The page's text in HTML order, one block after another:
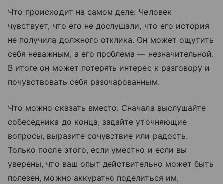
Что происходит на самом деле: Человек
чувствует, что его не дослушали, что его история
не получила должного отклика. Он может ощутить
себя неважным, а его проблема — незначительной.
В итоге он может потерять интерес к разговору и
почувствовать себя разочарованным.
Что можно сказать вместо: Сначала выслушайте
собеседника до конца, задайте уточняющие
вопросы, выразите сочувствие или радость.
Только после этого, если уместно и если вы
уверены, что ваш опыт действительно может быть
полезен, можно аккуратно поделиться им,